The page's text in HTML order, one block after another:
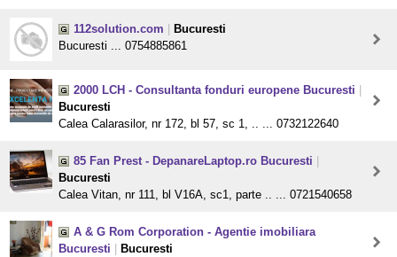
112solution.com
Bucuresti
Bucuresti ... 0754885861
2000 LCH - Consultanta fonduri europene Bucuresti
Bucuresti
Calea Calarasilor, nr 172, bl 57, sc 1, .. ... 0732122640
85 Fan Prest - DepanareLaptop.ro Bucuresti
Bucuresti
Calea Vitan, nr 111, bl V16A, sc1, parte .. ... 0721540658
A & G Rom Corporation - Agentie imobiliara
Bucuresti
Bucuresti